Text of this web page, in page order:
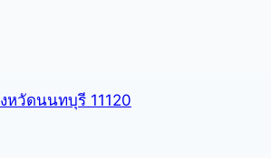
หวัดนนทบุรี 11120